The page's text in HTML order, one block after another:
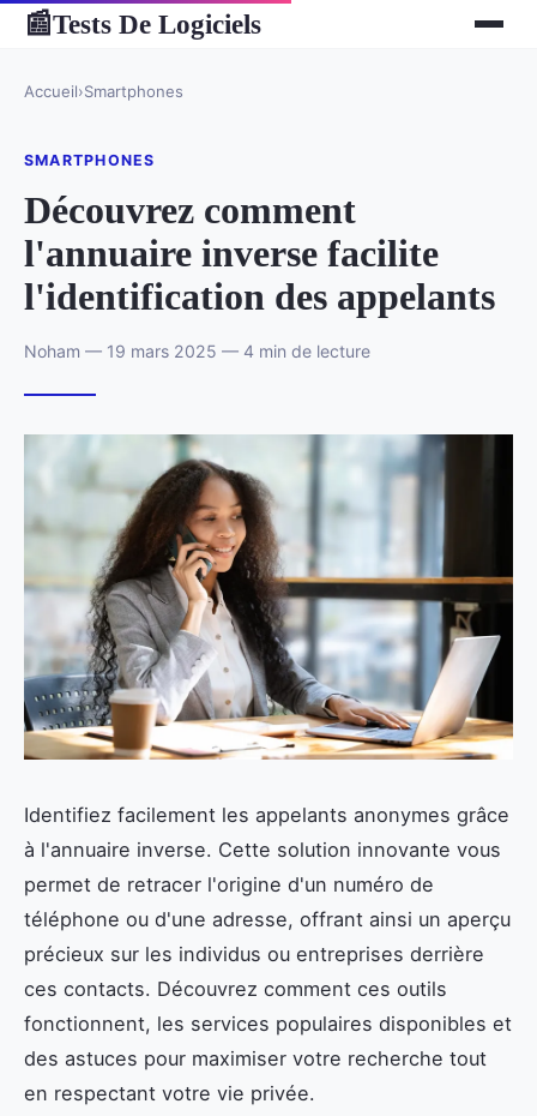
📰Tests De Logiciels
Accueil›Smartphones
SMARTPHONES
Découvrez comment
l'annuaire inverse facilite
l'identification des appelants
Noham — 19 mars 2025 — 4 min de lecture
Identifiez facilement les appelants anonymes grâce
à l'annuaire inverse. Cette solution innovante vous
permet de retracer l'origine d'un numéro de
téléphone ou d'une adresse, offrant ainsi un aperçu
précieux sur les individus ou entreprises derrière
ces contacts. Découvrez comment ces outils
fonctionnent, les services populaires disponibles et
des astuces pour maximiser votre recherche tout
en respectant votre vie privée.